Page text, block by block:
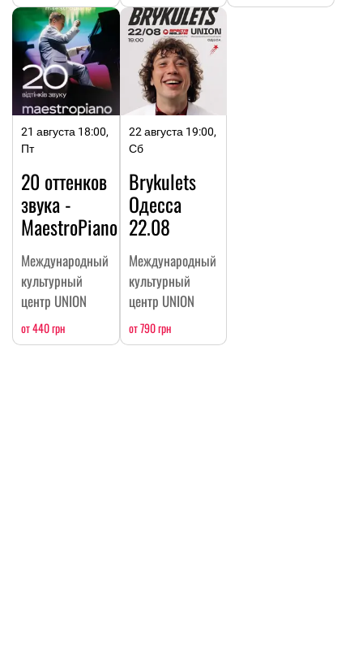
21 августа 18:00,
Пт
20 оттенков
звука -
MaestroPiano
Международный
культурный
центр UNION
от 440 грн
22 августа 19:00,
Сб
Brykulets
Одесса
22.08
Международный
культурный
центр UNION
от 790 грн